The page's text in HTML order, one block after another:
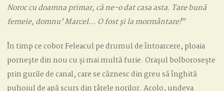
Noroc cu doamna primar, că ne-o dat casa asta. Tare bună
femeie, domnu’ Marcel… O fost și la mormântare!”
În timp ce cobor Feleacul pe drumul de întoarcere, ploaia
pornește din nou cu și mai multă furie. Orașul bolborosește
prin gurile de canal, care se căznesc din greu să înghită